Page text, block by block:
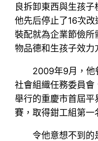
良拆卸東西與生孩子
他先后停止了16次
裝配就為企業節儉
物品德和生孩子效力
2009年9月，他
社會組織任務委員
舉行的重慶市首屆平
賽，取得鉗工組第一
令他意想不到的